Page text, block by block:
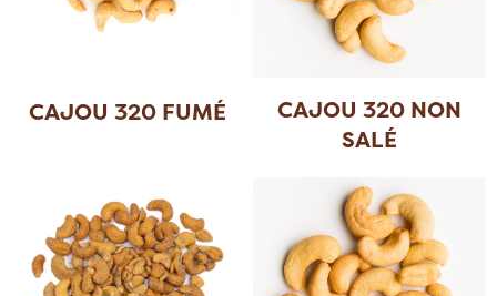
CAJOU 320 FUMÉ
CAJOU 320 NON
SALÉ